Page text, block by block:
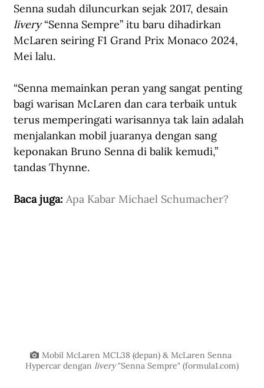
Senna sudah diluncurkan sejak 2017, desain
livery “Senna Sempre” itu baru dihadirkan
McLaren seiring F1 Grand Prix Monaco 2024,
Mei lalu.
“Senna memainkan peran yang sangat penting
bagi warisan McLaren dan cara terbaik untuk
terus memperingati warisannya tak lain adalah
menjalankan mobil juaranya dengan sang
keponakan Bruno Senna di balik kemudi,”
tandas Thynne.
Baca juga: Apa Kabar Michael Schumacher?
Mobil McLaren MCL38 (depan) & McLaren Senna
Hypercar dengan livery "Senna Sempre" (formula1.com)